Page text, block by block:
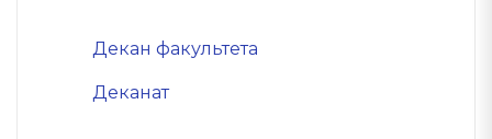
Декан факультета
Деканат